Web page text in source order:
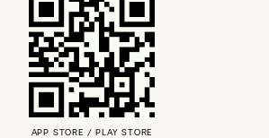
APP STORE / PLAY STORE